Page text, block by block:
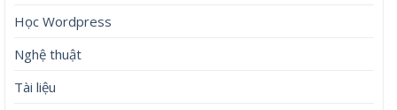
Học Wordpress
Nghệ thuật
Tài liệu